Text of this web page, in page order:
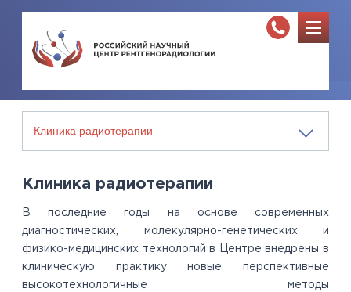
Клиника радиотерапии
В последние годы на основе современных
диагностических, молекулярно-генетических и
физико-медицинских технологий в Центре внедрены в
клиническую практику новые перспективные
высокотехнологичные методы